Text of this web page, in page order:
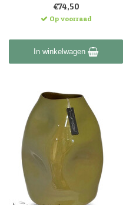
€74,50
Op voorraad
In winkelwagen